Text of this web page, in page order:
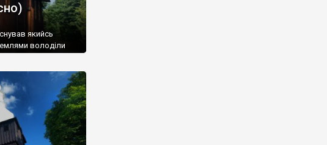
якийсь
володіли
її поділу
Галичини та
Krościenko